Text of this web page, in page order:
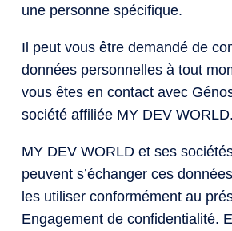
une personne spécifique.
Il peut vous être demandé de
données personnelles à tout
vous êtes en contact avec
société affiliée MY DEV WORLD.
MY DEV WORLD et ses
peuvent s’échanger ces
les utiliser conformément au
Engagement de confidentialité.